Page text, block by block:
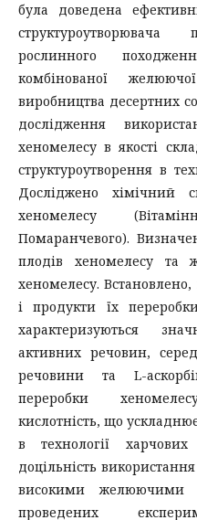
була доведена
структуроутворювача
рослинного
комбінованої
виробництва десертних
дослідження
хеномелесу в якості
структуроутворення в
Досліджено хімічний
хеномелесу
Помаранчевого).
плодів хеномелесу та
хеномелесу.
і продукти їх
характеризуються
активних речовин,
речовини та L-
переробки
кислотність, що
в технології
доцільність
високими желюючими
проведених